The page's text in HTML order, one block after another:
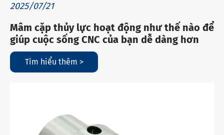
2025/07/21
Mâm cặp thủy lực hoạt động như thế nào để
giúp cuộc sống CNC của bạn dễ dàng hơn
Tìm hiểu thêm >